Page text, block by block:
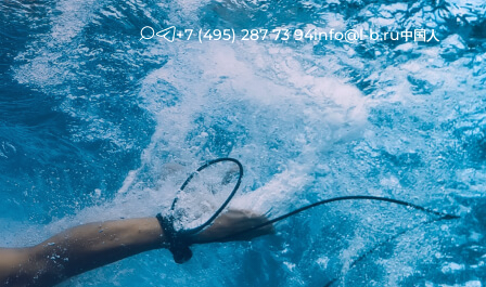
+7 (495) 287 73 94info@l-b.ru中国人